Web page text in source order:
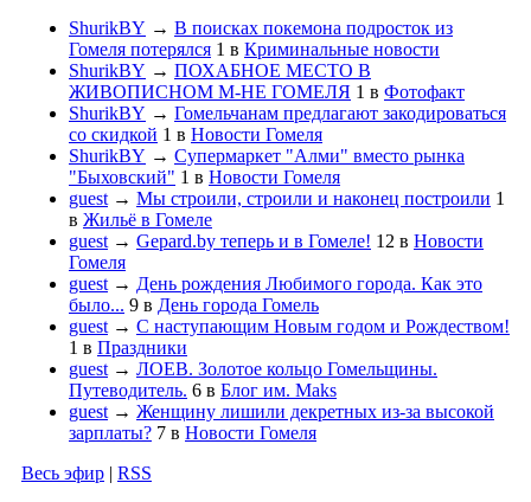
ShurikBY → В поисках покемона подросток из
Гомеля потерялся 1 в Криминальные новости
ShurikBY → ПОХАБНОЕ МЕСТО В
ЖИВОПИСНОМ М-НЕ ГОМЕЛЯ 1 в Фотофакт
ShurikBY → Гомельчанам предлагают закодироваться
со скидкой 1 в Новости Гомеля
ShurikBY → Супермаркет "Алми" вместо рынка
"Быховский" 1 в Новости Гомеля
guest → Мы строили, строили и наконец построили 1
в Жильё в Гомеле
guest → Gepard.by теперь и в Гомеле! 12 в Новости
Гомеля
guest → День рождения Любимого города. Как это
было... 9 в День города Гомель
guest → С наступающим Новым годом и Рождеством!
1 в Праздники
guest → ЛОЕВ. Золотое кольцо Гомельщины.
Путеводитель. 6 в Блог им. Maks
guest → Женщину лишили декретных из-за высокой
зарплаты? 7 в Новости Гомеля
Весь эфир | RSS